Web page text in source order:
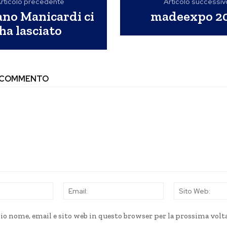
Manicardi ci
lasciato
madeexpo
Nome: Email:
nome, email e sito web in questo browser per la prossima